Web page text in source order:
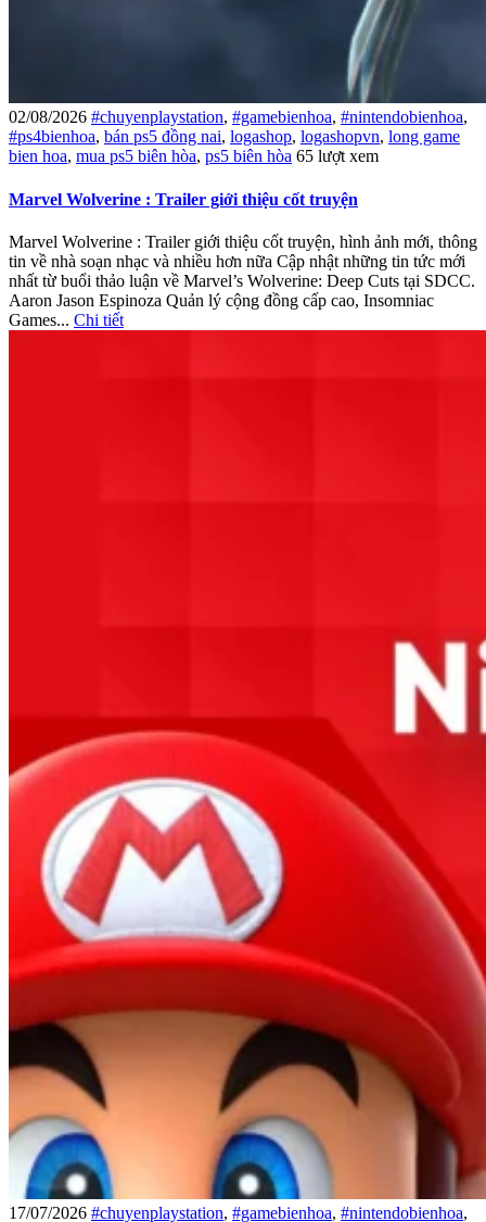
02/08/2026 #chuyenplaystation, #gamebienhoa, #nintendobienhoa,
#ps4bienhoa, bán ps5 đồng nai, logashop, logashopvn, long game
bien hoa, mua ps5 biên hòa, ps5 biên hòa 65 lượt xem
Marvel Wolverine : Trailer giới thiệu cốt truyện
Marvel Wolverine : Trailer giới thiệu cốt truyện, hình ảnh mới, thông
tin về nhà soạn nhạc và nhiều hơn nữa Cập nhật những tin tức mới
nhất từ ​​buổi thảo luận về Marvel’s Wolverine: Deep Cuts tại SDCC.
Aaron Jason Espinoza Quản lý cộng đồng cấp cao, Insomniac
Games... Chi tiết
17/07/2026 #chuyenplaystation, #gamebienhoa, #nintendobienhoa,